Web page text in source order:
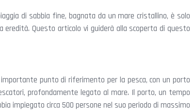
di sabbia fine, bagnata da un mare cristallino, è solo
eredità. Questo articolo vi guiderà alla scoperta di questo
punto di riferimento per la pesca, con un porto
profondamente legato al mare. Il porto, un tempo
impiegato circa 500 persone nel suo periodo di massimo